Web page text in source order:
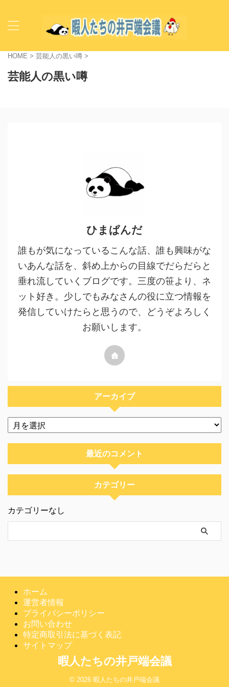
HOME > 芸能人の黒い噂 >
芸能人の黒い噂
ひまぱんだ
誰もが気になっているこんな話、誰も興味がな
いあんな話を、斜め上からの目線でだらだらと
垂れ流していくブログです。三度の笹より、ネ
ット好き。少しでもみなさんの役に立つ情報を
発信していけたらと思うので、どうぞよろしく
お願いします。
アーカイブ
最近のコメント
カテゴリー
カテゴリーなし
ホーム
運営者情報
プライバシーポリシー
お問い合わせ
特定商取引法に基づく表記
サイトマップ
暇人たちの井戸端会議
© 2026 暇人たちの井戸端会議